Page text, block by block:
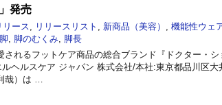
発売
リース リリースリスト 新商品（美容）
機能性ウェ
脚のむくみ
脚長
されるフットケア商品の総合ブランド『ドクター・シ
ヘルスケア ジャパン 株式会社/本社:東京都品川区大
哉）は …